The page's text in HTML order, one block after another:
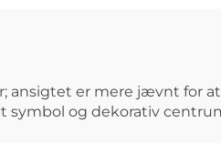
ansigtet er mere jævnt for
og dekorativ